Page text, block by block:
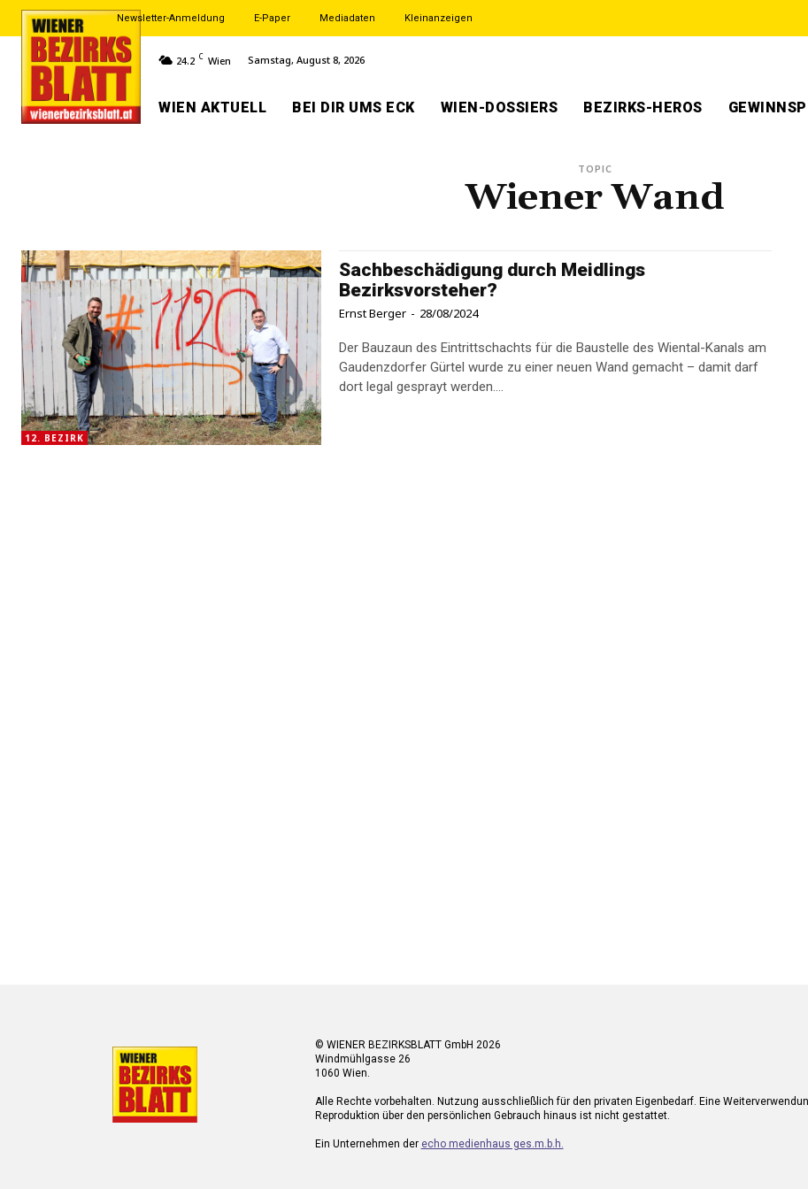
Newsletter-Anmeldung E-Paper Mediadaten Kleinanzeigen
24.2 C Wien Samstag, August 8, 2026
WIEN AKTUELL BEI DIR UMS ECK WIEN-DOSSIERS BEZIRKS-HEROS
TOPIC
Wiener Wand
12. BEZIRK
Sachbeschädigung durch Meidlings
Bezirksvorsteher?
Ernst Berger - 28/08/2024
Der Bauzaun des Eintrittschachts für die Baustelle des Wiental-Kanals am
Gaudenzdorfer Gürtel wurde zu einer neuen Wand gemacht – damit darf
dort legal gesprayt werden....
© WIENER BEZIRKSBLATT GmbH 2026
Windmühlgasse 26
1060 Wien.
Alle Rechte vorbehalten. Nutzung ausschließlich für den privaten Eigenbedarf. Eine
Reproduktion über den persönlichen Gebrauch hinaus ist nicht gestattet.
Ein Unternehmen der echo medienhaus ges.m.b.h.